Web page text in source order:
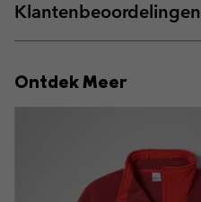
Klantenbeoordelingen
Ontdek Meer